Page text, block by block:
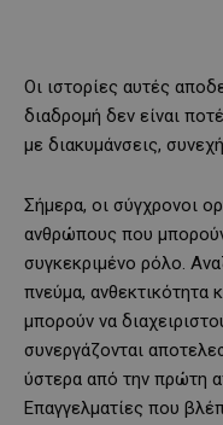
Οι ιστορίες αυτές
διαδρομή δεν είναι
με διακυμάνσεις,
Σήμερα, οι σύγχρονοι
ανθρώπους που
συγκεκριμένο ρόλο.
πνεύμα, ανθεκτικότητα
μπορούν να
συνεργάζονται
ύστερα από την πρώτη
Επαγγελματίες που